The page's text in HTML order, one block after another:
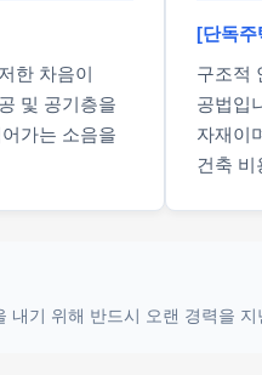
한 차음이
및 공기층을
가는 소음을
[단독주
구조적
공법입
자재이
건축 비
기 위해 반드시 오랜 경력을